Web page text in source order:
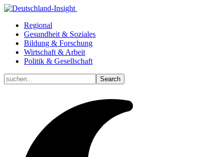
Regional
Gesundheit & Soziales
Bildung & Forschung
Wirtschaft & Arbeit
Politik & Gesellschaft